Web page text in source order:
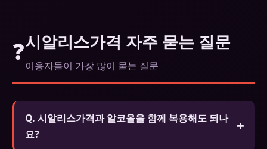
❓시알리스가격 자주 묻는 질문
이용자들이 가장 많이 묻는 질문
Q. 시알리스가격과 알코올을 함께 복용해도 되나
요?